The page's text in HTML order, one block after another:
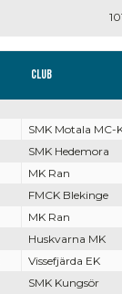
Club
SMK Motala MC-
SMK Hedemora
MK Ran
FMCK Blekinge
MK Ran
Huskvarna MK
Vissefjärda EK
SMK Kungsör